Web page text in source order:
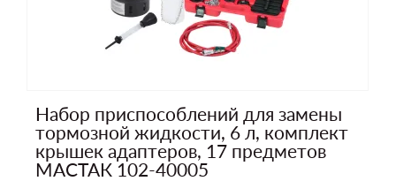
Набор приспособлений для замены
тормозной жидкости, 6 л, комплект
крышек адаптеров, 17 предметов
МАСТАК 102-40005